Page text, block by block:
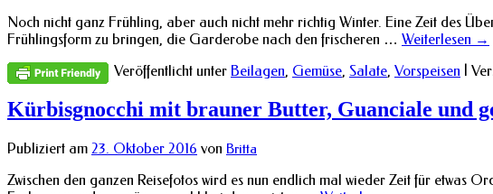
Noch nicht ganz Frühling, aber auch nicht mehr richtig Winter. Eine Zeit des
Frühlingsform zu bringen, die Garderobe nach den frischeren … Weiterlesen →
Veröffentlicht unter Beilagen, Gemüse, Salate, Vorspeisen
Kürbisgnocchi mit brauner Butter, Guanciale und
Publiziert am 23. Oktober 2016 von Britta
Zwischen den ganzen Reisefotos wird es nun endlich mal wieder Zeit für etwas